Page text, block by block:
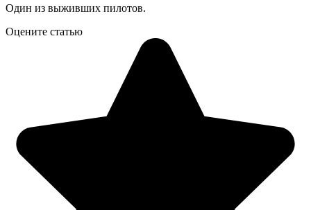
Один из выживших пилотов.
Оцените статью